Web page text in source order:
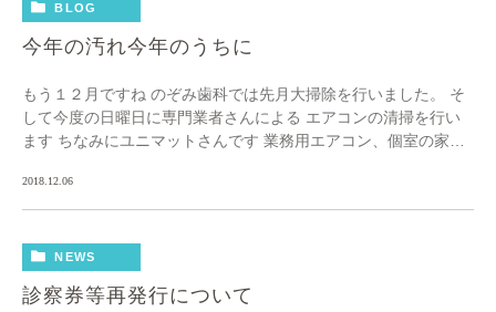
BLOG
今年の汚れ今年のうちに
もう１２月ですね のぞみ歯科では先月大掃除を行いました。 そ
して今度の日曜日に専門業者さんによる エアコンの清掃を行い
ます ちなみにユニマットさんです 業務用エアコン、個室の家庭
2018.12.06
NEWS
診察券等再発行について